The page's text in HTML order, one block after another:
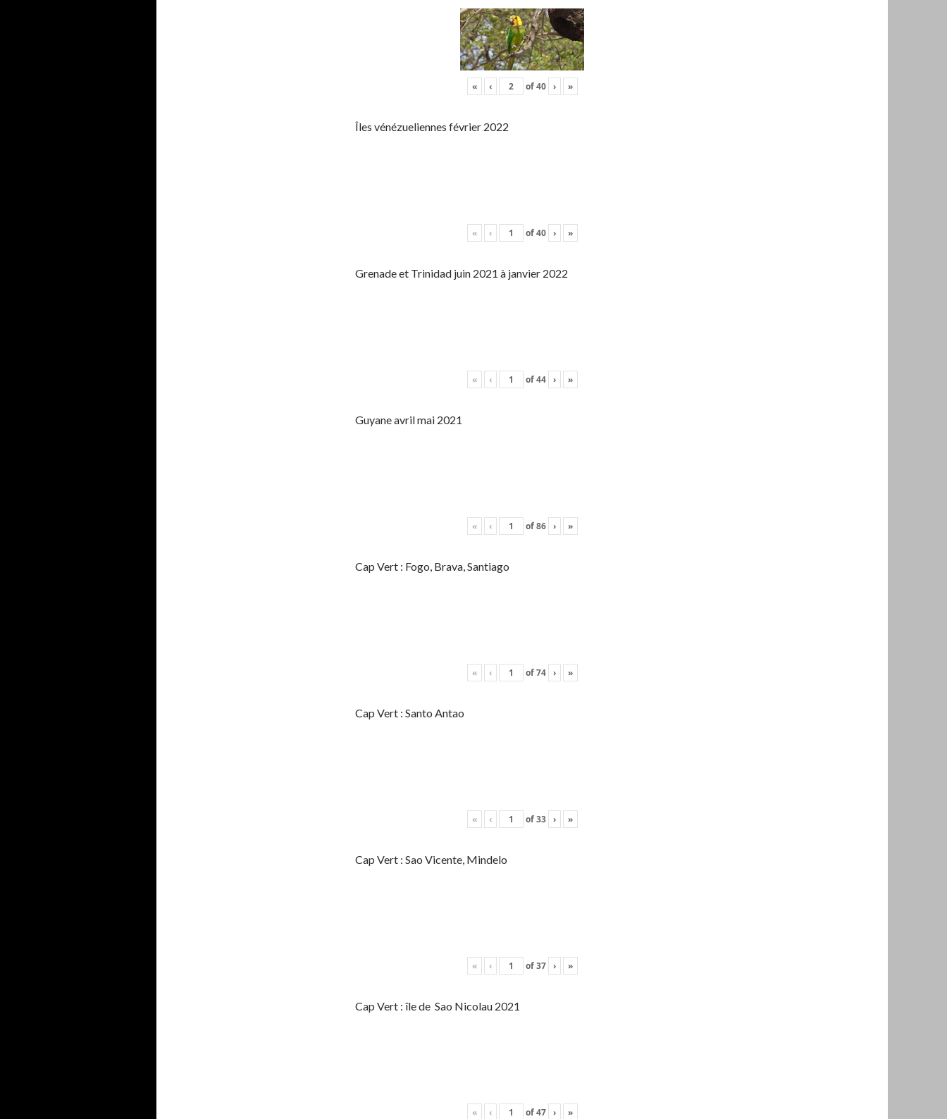
« ‹ of40 › »
Îles vénézueliennes février 2022
« ‹ of40 › »
Grenade et Trinidad juin 2021 à janvier 2022
« ‹ of44 › »
Guyane avril mai 2021
« ‹ of86 › »
Cap Vert : Fogo, Brava, Santiago
« ‹ of74 › »
Cap Vert : Santo Antao
« ‹ of33 › »
Cap Vert : Sao Vicente, Mindelo
« ‹ of37 › »
Cap Vert : île de Sao Nicolau 2021
« ‹ of47 › »